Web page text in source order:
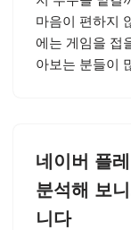
마음이 편하지
에는 게임을 접
아보는 분들이
네이버 플
분석해 보
니다